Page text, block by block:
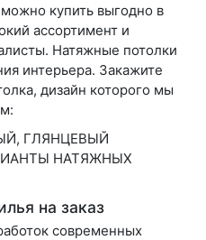
купить выгодно в
ассортимент и
Натяжные потолки
интерьера. Закажите
дизайн которого мы
ГЛЯНЦЕВЫЙ
НАТЯЖНЫХ
на заказ
современных